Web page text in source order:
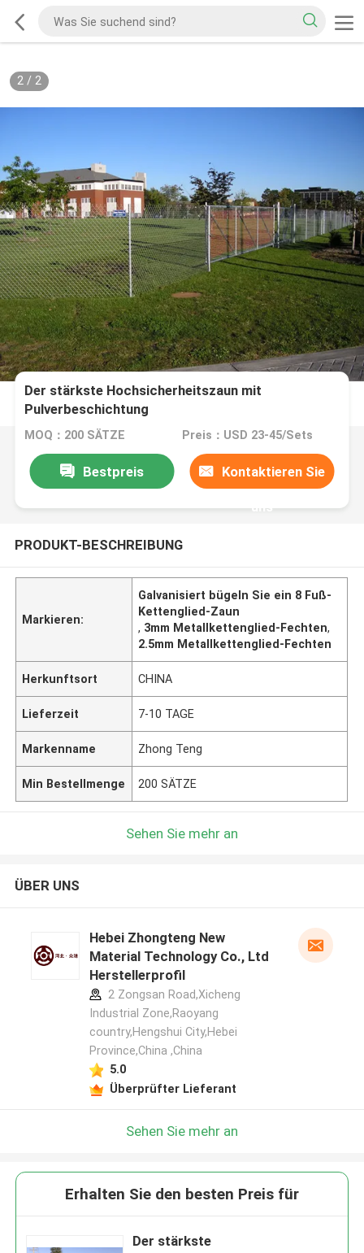
2/ 2
Der stärkste Hochsicherheitszaun mit
Pulverbeschichtung
MOQ：200 SÄTZE Preis：USD 23-45/Sets
Bestpreis Kontaktieren Sie
uns
PRODUKT-BESCHREIBUNG
Markieren:
Galvanisiert bügeln Sie ein 8 Fuß-
Kettenglied-Zaun
, 3mm Metallkettenglied-Fechten,
2.5mm Metallkettenglied-Fechten
Herkunftsort CHINA
Lieferzeit 7-10 TAGE
Markenname Zhong Teng
Min Bestellmenge 200 SÄTZE
Sehen Sie mehr an
ÜBER UNS
Hebei Zhongteng New
Material Technology Co., Ltd
Herstellerprofil
2 Zongsan Road,Xicheng
Industrial Zone,Raoyang
country,Hengshui City,Hebei
Province,China ,China
5.0
Überprüfter Lieferant
Sehen Sie mehr an
Erhalten Sie den besten Preis für
Der stärkste